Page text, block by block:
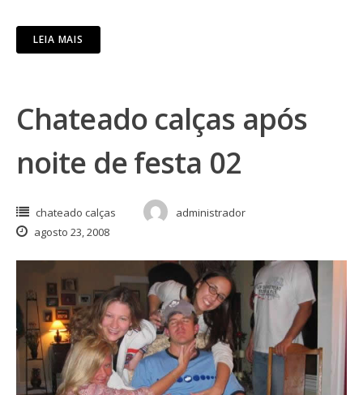
LEIA MAIS
Chateado calças após
noite de festa 02
chateado calças
administrador
agosto 23, 2008